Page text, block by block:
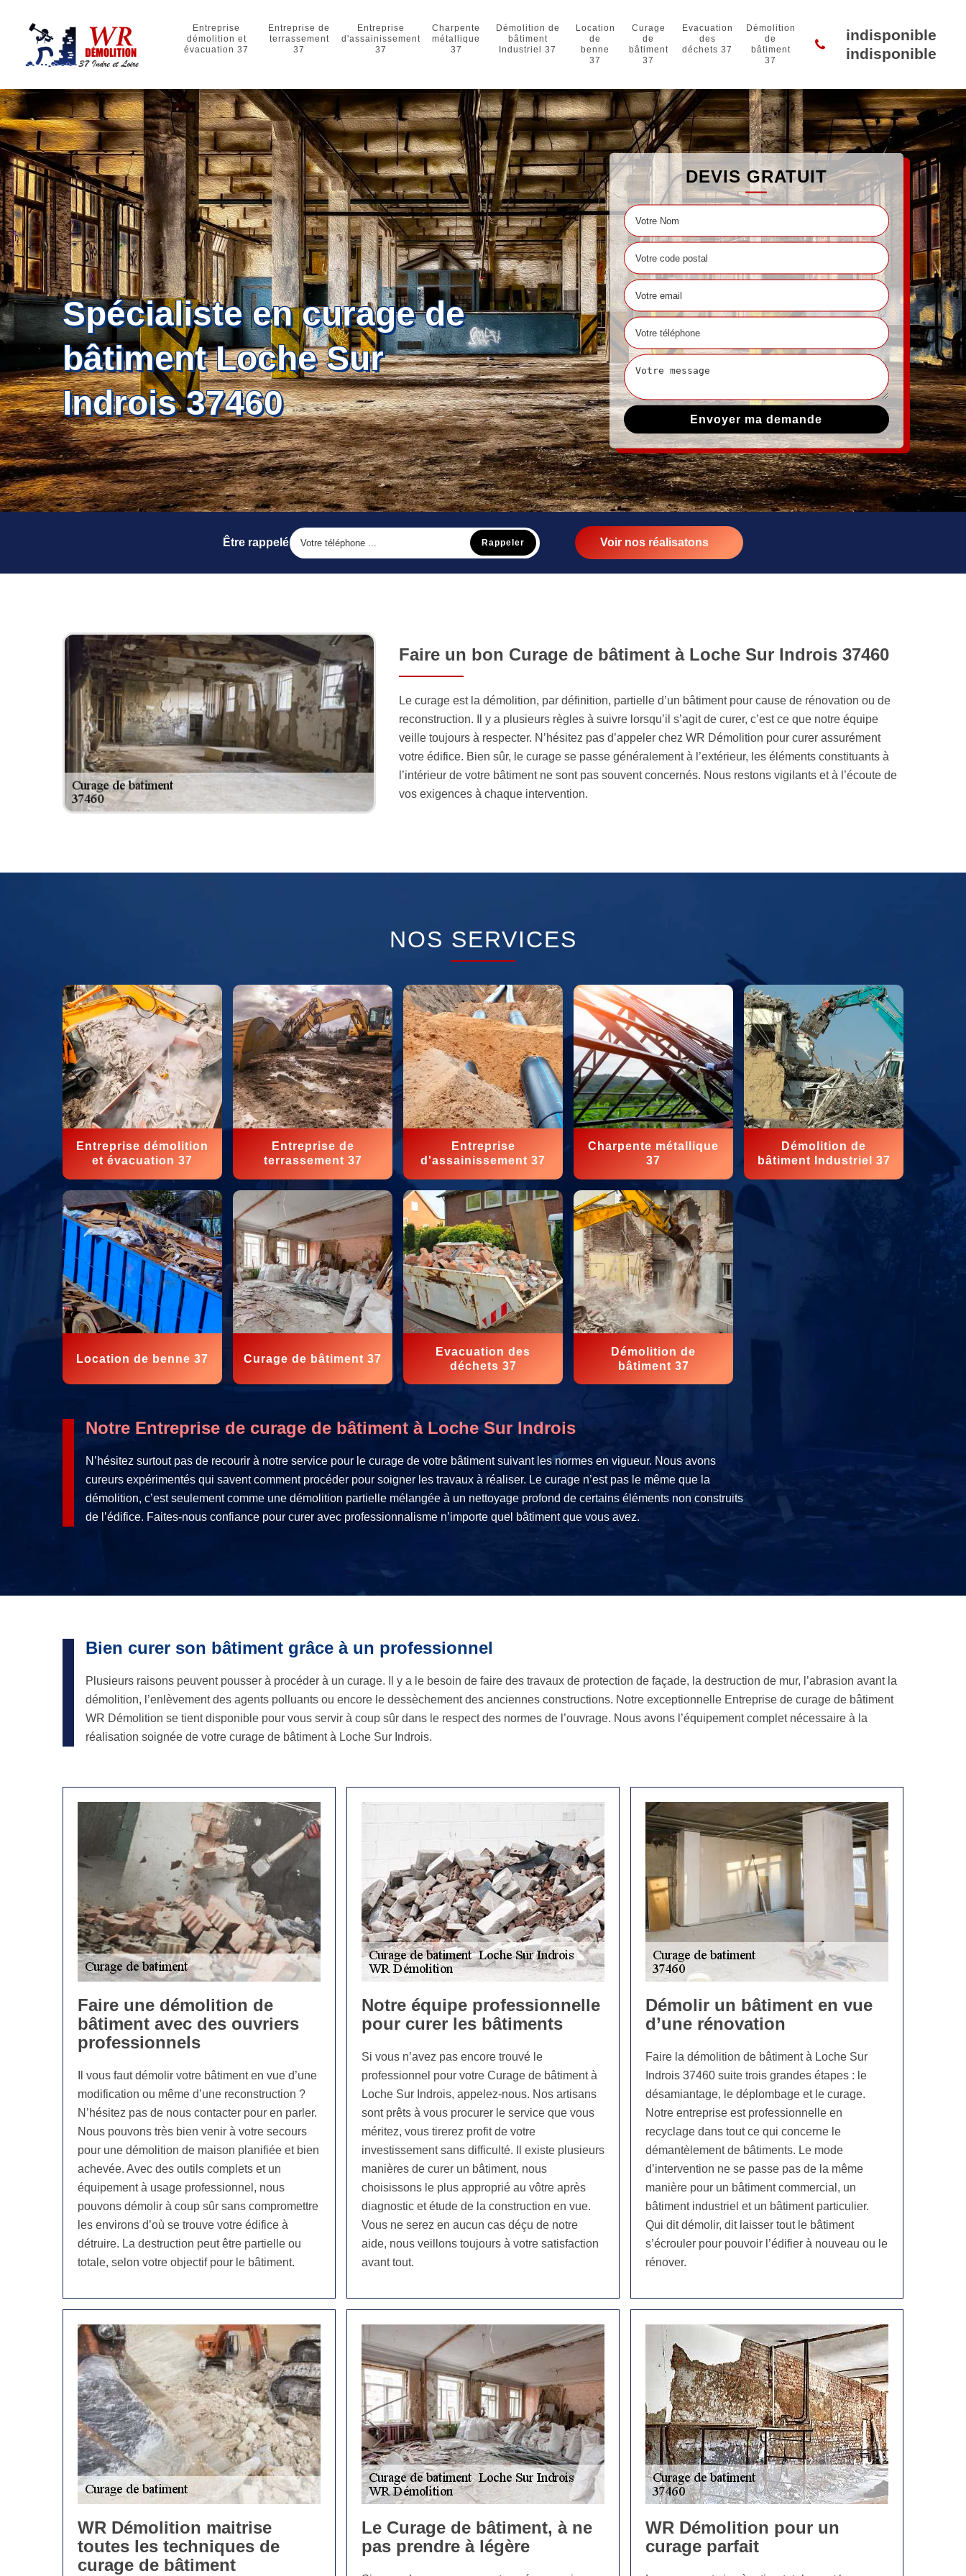
Entreprise
démolition et
évacuation 37
Entreprise de
terrassement
37
Entreprise
d'assainissement
37
Charpente
métallique
37
Démolition de
bâtiment
Industriel 37
Location
de
benne
37
Curage
de
bâtiment
37
Evacuation
des
déchets 37
Démolition
de
bâtiment
37
indisponible
indisponible
Spécialiste en curage de
bâtiment Loche Sur
Indrois 37460
DEVIS GRATUIT
Être rappelé Voir nos réalisatons
Faire un bon Curage de bâtiment à Loche Sur Indrois 37460
Le curage est la démolition, par définition, partielle d’un bâtiment pour cause de rénovation ou de
reconstruction. Il y a plusieurs règles à suivre lorsqu’il s’agit de curer, c’est ce que notre équipe
veille toujours à respecter. N’hésitez pas d’appeler chez WR Démolition pour curer assurément
votre édifice. Bien sûr, le curage se passe généralement à l’extérieur, les éléments constituants à
l’intérieur de votre bâtiment ne sont pas souvent concernés. Nous restons vigilants et à l’écoute de
vos exigences à chaque intervention.
NOS SERVICES
Entreprise démolition
et évacuation 37
Entreprise de
terrassement 37
Entreprise
d'assainissement 37
Charpente métallique
37
Démolition de
bâtiment Industriel 37
Location de benne 37 Curage de bâtiment 37
Evacuation des
déchets 37
Démolition de
bâtiment 37
Notre Entreprise de curage de bâtiment à Loche Sur Indrois
N’hésitez surtout pas de recourir à notre service pour le curage de votre bâtiment suivant les normes en vigueur. Nous avons
cureurs expérimentés qui savent comment procéder pour soigner les travaux à réaliser. Le curage n’est pas le même que la
démolition, c’est seulement comme une démolition partielle mélangée à un nettoyage profond de certains éléments non construits
de l’édifice. Faites-nous confiance pour curer avec professionnalisme n’importe quel bâtiment que vous avez.
Bien curer son bâtiment grâce à un professionnel
Plusieurs raisons peuvent pousser à procéder à un curage. Il y a le besoin de faire des travaux de protection de façade, la destruction de mur, l’abrasion avant la
démolition, l’enlèvement des agents polluants ou encore le dessèchement des anciennes constructions. Notre exceptionnelle Entreprise de curage de bâtiment
WR Démolition se tient disponible pour vous servir à coup sûr dans le respect des normes de l’ouvrage. Nous avons l’équipement complet nécessaire à la
réalisation soignée de votre curage de bâtiment à Loche Sur Indrois.
Faire une démolition de
bâtiment avec des ouvriers
professionnels
Il vous faut démolir votre bâtiment en vue d’une
modification ou même d’une reconstruction ?
N’hésitez pas de nous contacter pour en parler.
Nous pouvons très bien venir à votre secours
pour une démolition de maison planifiée et bien
achevée. Avec des outils complets et un
équipement à usage professionnel, nous
pouvons démolir à coup sûr sans compromettre
les environs d’où se trouve votre édifice à
détruire. La destruction peut être partielle ou
totale, selon votre objectif pour le bâtiment.
Notre équipe professionnelle
pour curer les bâtiments
Si vous n’avez pas encore trouvé le
professionnel pour votre Curage de bâtiment à
Loche Sur Indrois, appelez-nous. Nos artisans
sont prêts à vous procurer le service que vous
méritez, vous tirerez profit de votre
investissement sans difficulté. Il existe plusieurs
manières de curer un bâtiment, nous
choisissons le plus approprié au vôtre après
diagnostic et étude de la construction en vue.
Vous ne serez en aucun cas déçu de notre
aide, nous veillons toujours à votre satisfaction
avant tout.
Démolir un bâtiment en vue
d’une rénovation
Faire la démolition de bâtiment à Loche Sur
Indrois 37460 suite trois grandes étapes : le
désamiantage, le déplombage et le curage.
Notre entreprise est professionnelle en
recyclage dans tout ce qui concerne le
démantèlement de bâtiments. Le mode
d’intervention ne se passe pas de la même
manière pour un bâtiment commercial, un
bâtiment industriel et un bâtiment particulier.
Qui dit démolir, dit laisser tout le bâtiment
s’écrouler pour pouvoir l’édifier à nouveau ou le
rénover.
WR Démolition maitrise
toutes les techniques de
curage de bâtiment
Le Curage de bâtiment, à ne
pas prendre à légère
WR Démolition pour un
curage parfait